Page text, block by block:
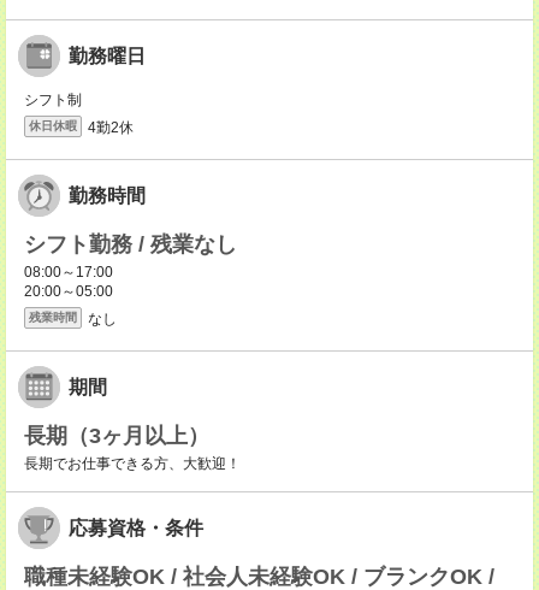
勤務曜日
シフト制
休日休暇 4勤2休
勤務時間
シフト勤務 / 残業なし
08:00～17:00
20:00～05:00
残業時間 なし
期間
長期（3ヶ月以上）
長期でお仕事できる方、大歓迎！
応募資格・条件
職種未経験OK / 社会人未経験OK / ブランクOK /